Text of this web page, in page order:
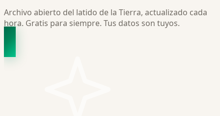
Archivo abierto del latido de la Tierra, actualizado cada
hora. Gratis para siempre. Tus datos son tuyos.